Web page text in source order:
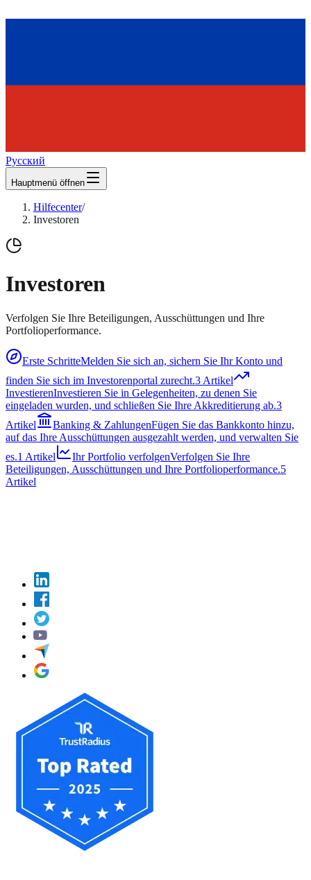
Русский
Hauptmenü öffnen
Hilfecenter/
Investoren
Investoren
Verfolgen Sie Ihre Beteiligungen, Ausschüttungen und Ihre
Portfolioperformance.
Erste SchritteMelden Sie sich an, sichern Sie Ihr Konto und
finden Sie sich im Investorenportal zurecht.3 Artikel
InvestierenInvestieren Sie in Gelegenheiten, zu denen Sie
eingeladen wurden, und schließen Sie Ihre Akkreditierung ab.3
Artikel
Banking & ZahlungenFügen Sie das Bankkonto hinzu,
auf das Ihre Ausschüttungen ausgezahlt werden, und verwalten Sie
es.1 Artikel Ihr Portfolio verfolgenVerfolgen Sie Ihre
Beteiligungen, Ausschüttungen und Ihre Portfolioperformance.5
Artikel